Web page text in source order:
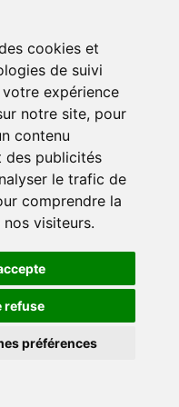
cookies et
de suivi
expérience
notre site, pour
contenu
des publicités
le trafic de
comprendre la
visiteurs.
refuse
préférences